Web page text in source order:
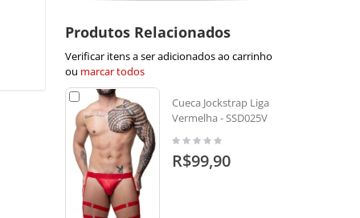
Produtos Relacionados
Verificar itens a ser adicionados ao carrinho
ou marcar todos
Cueca Jockstrap Liga
Vermelha - SSD025V
R$99,90